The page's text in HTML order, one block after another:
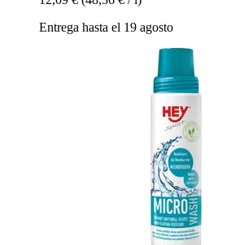
Entrega hasta el 19 agosto